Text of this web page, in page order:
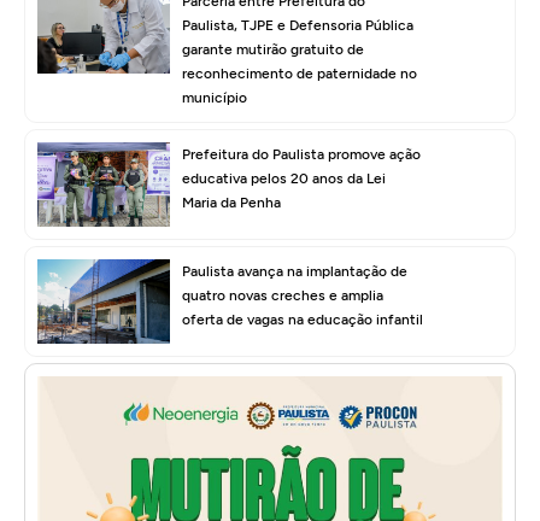
Paulista, TJPE e Defensoria Pública
garante mutirão gratuito de
reconhecimento de paternidade no
município
Prefeitura do Paulista promove ação
educativa pelos 20 anos da Lei
Maria da Penha
Paulista avança na implantação de
quatro novas creches e amplia
oferta de vagas na educação infantil